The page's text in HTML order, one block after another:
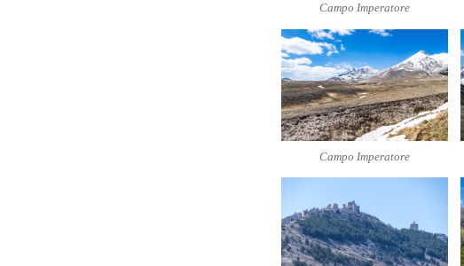
Campo Imperatore
Campo Imperatore